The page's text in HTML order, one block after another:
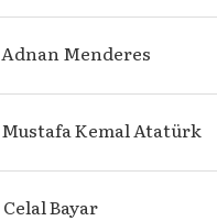
Adnan Menderes
Mustafa Kemal Atatürk
Celal Bayar